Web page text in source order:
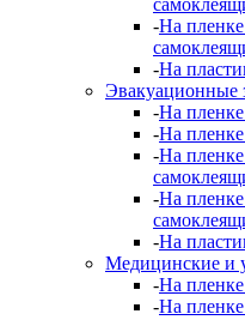
-На
-На
Эвакуационные
-На
-На
-На
-На
-На
Медицинские и
-На
-На